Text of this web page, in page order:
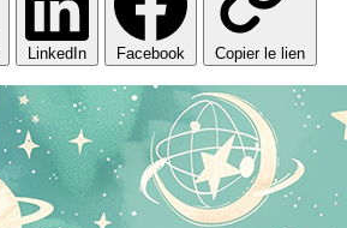
LinkedIn Facebook Copier le lien